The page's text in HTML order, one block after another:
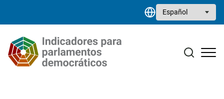
Select your language
Biblioteca de recursos
Contacto